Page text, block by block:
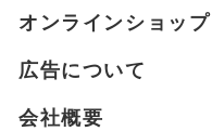
オンラインショップ
広告について
会社概要